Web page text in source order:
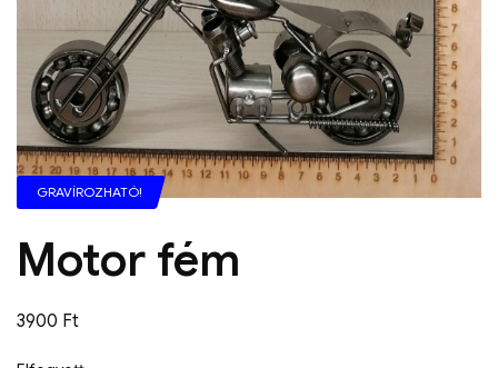
GRAVÍROZHATÓ!
Motor fém
3900 Ft